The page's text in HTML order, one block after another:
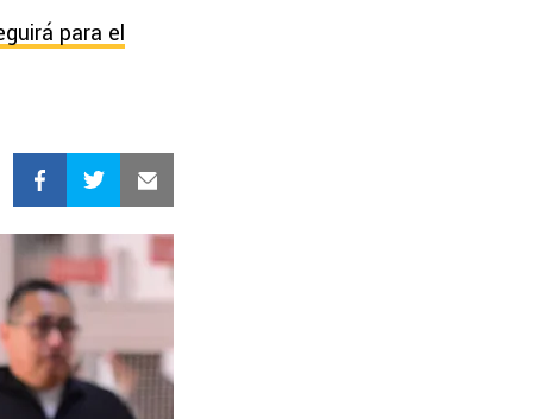
para el